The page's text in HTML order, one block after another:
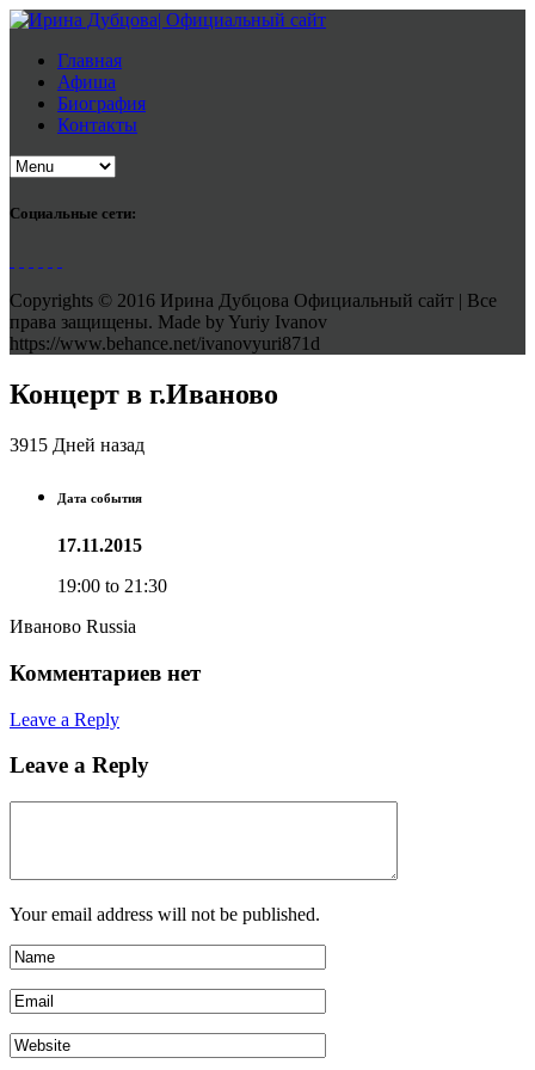
Главная
Афиша
Биография
Контакты
Социальные сети:
Copyrights © 2016 Ирина Дубцова Официальный сайт | Все
права защищены. Made by Yuriy Ivanov
https://www.behance.net/ivanovyuri871d
Концерт в г.Иваново
3915 Дней назад
Дата события
17.11.2015
19:00 to 21:30
Иваново Russia
Комментариев нет
Leave a Reply
Leave a Reply
Your email address will not be published.